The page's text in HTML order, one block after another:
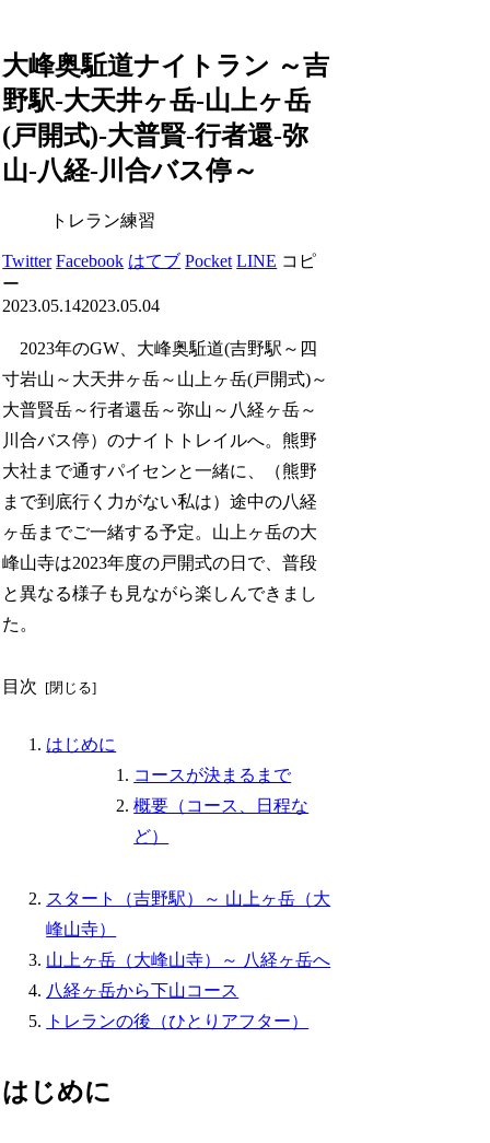
大峰奥駈道ナイトラン ～吉
野駅-大天井ヶ岳-山上ヶ岳
(戸開式)-大普賢-行者還-弥
山-八経-川合バス停～
トレラン練習
Twitter Facebook はてブ Pocket LINE コピ
ー
2023.05.142023.05.04
2023年のGW、大峰奥駈道(吉野駅～四
寸岩山～大天井ヶ岳～山上ヶ岳(戸開式)～
大普賢岳～行者還岳～弥山～八経ヶ岳～
川合バス停）のナイトトレイルへ。熊野
大社まで通すパイセンと一緒に、（熊野
まで到底行く力がない私は）途中の八経
ヶ岳までご一緒する予定。山上ヶ岳の大
峰山寺は2023年度の戸開式の日で、普段
と異なる様子も見ながら楽しんできまし
た。
目次
はじめに
コースが決まるまで
概要（コース、日程な
ど）
スタート（吉野駅）～ 山上ヶ岳（大
峰山寺）
山上ヶ岳（大峰山寺）～ 八経ヶ岳へ
八経ヶ岳から下山コース
トレランの後（ひとりアフター）
はじめに